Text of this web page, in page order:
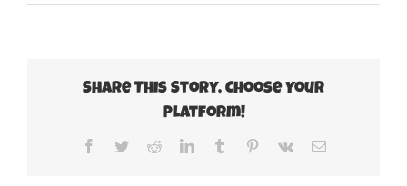
Share This Story, Choose Your
Platform!
Facebook
TwitterRedditLinkedInTumblr Pinterest
Vk
Correo